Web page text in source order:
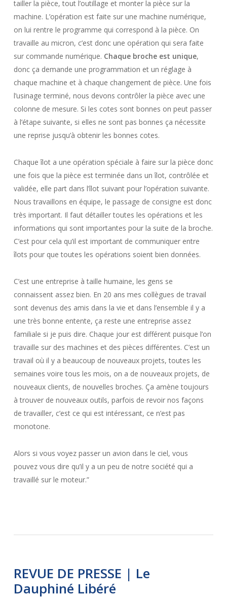
tailler la pièce, tout l’outillage et monter la pièce sur la
machine. L’opération est faite sur une machine numérique,
on lui rentre le programme qui correspond à la pièce. On
travaille au micron, c’est donc une opération qui sera faite
sur commande numérique. Chaque broche est unique,
donc ça demande une programmation et un réglage à
chaque machine et à chaque changement de pièce. Une fois
l’usinage terminé, nous devons contrôler la pièce avec une
colonne de mesure. Si les cotes sont bonnes on peut passer
à l’étape suivante, si elles ne sont pas bonnes ça nécessite
une reprise jusqu’à obtenir les bonnes cotes.
Chaque îlot a une opération spéciale à faire sur la pièce donc
une fois que la pièce est terminée dans un îlot, contrôlée et
validée, elle part dans l’îlot suivant pour l’opération suivante.
Nous travaillons en équipe, le passage de consigne est donc
très important. Il faut détailler toutes les opérations et les
informations qui sont importantes pour la suite de la broche.
C’est pour cela qu’il est important de communiquer entre
îlots pour que toutes les opérations soient bien données.
C’est une entreprise à taille humaine, les gens se
connaissent assez bien. En 20 ans mes collègues de travail
sont devenus des amis dans la vie et dans l’ensemble il y a
une très bonne entente, ça reste une entreprise assez
familiale si je puis dire. Chaque jour est différent puisque l’on
travaille sur des machines et des pièces différentes. C’est un
travail où il y a beaucoup de nouveaux projets, toutes les
semaines voire tous les mois, on a de nouveaux projets, de
nouveaux clients, de nouvelles broches. Ça amène toujours
à trouver de nouveaux outils, parfois de revoir nos façons
de travailler, c’est ce qui est intéressant, ce n’est pas
monotone.
Alors si vous voyez passer un avion dans le ciel, vous
pouvez vous dire qu’il y a un peu de notre société qui a
travaillé sur le moteur.”
REVUE DE PRESSE | Le
Dauphiné Libéré